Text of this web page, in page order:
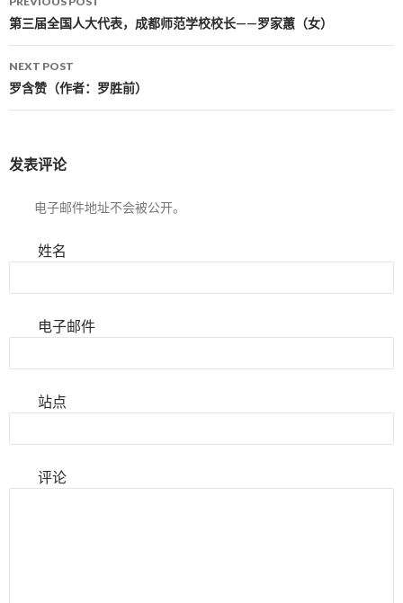
Post navigation
第三届全国人大代表，成都师范学校校长——罗家蕙（女）
NEXT POST
罗含赞（作者：罗胜前）
发表评论
电子邮件地址不会被公开。
姓名
电子邮件
站点
评论